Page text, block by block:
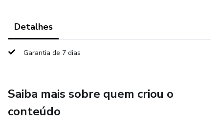
Detalhes
Garantia de 7 dias
Saiba mais sobre quem criou o
conteúdo